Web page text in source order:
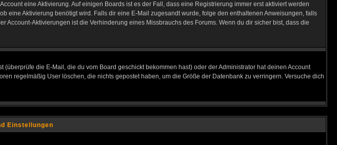
eine Aktivierung. Auf einigen Boards ist es der Fall, dass eine Registrierung immer erst aktiviert werden
eine Aktivierung benötigt wird. Falls dir eine E-Mail zugesandt wurde, folge den enthaltenen Anweisungen, falls
Aktivierungen ist die Verhinderung eines Missbrauchs des Forums. Wenn du dir sicher bist, dass die
die E-Mail, die du vom Board geschickt bekommen hast) oder der Administrator hat deinen Account
regelmäßig User löschen, die nichts gepostet haben, um die Größe der Datenbank zu verringern. Versuche dich
Einstellungen